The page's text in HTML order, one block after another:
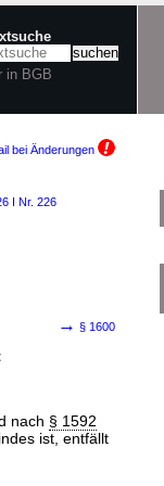
in BGB
bei Änderungen
I Nr. 226
→ § 1600
nach § 1592
ist, entfällt